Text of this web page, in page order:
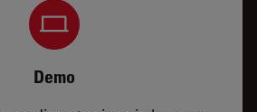
Demo